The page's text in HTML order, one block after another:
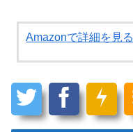
Amazonで詳細を見る